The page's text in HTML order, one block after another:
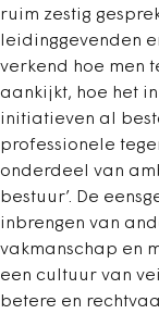
ruim zestig
leidinggevenden
verkend hoe men
aankijkt, hoe het
initiatieven al
professionele
onderdeel van
bestuur’. De
inbrengen van
vakmanschap en
een cultuur van
betere en